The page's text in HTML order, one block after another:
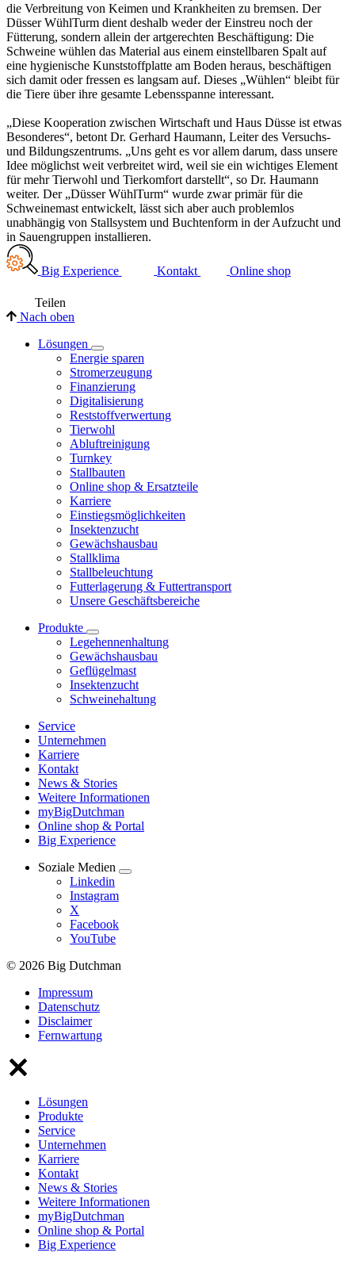
die Verbreitung von Keimen und Krankheiten zu bremsen. Der
Düsser WühlTurm dient deshalb weder der Einstreu noch der
Fütterung, sondern allein der artgerechten Beschäftigung: Die
Schweine wühlen das Material aus einem einstellbaren Spalt auf
eine hygienische Kunststoffplatte am Boden heraus, beschäftigen
sich damit oder fressen es langsam auf. Dieses „Wühlen“ bleibt für
die Tiere über ihre gesamte Lebensspanne interessant.
„Diese Kooperation zwischen Wirtschaft und Haus Düsse ist etwas
Besonderes“, betont Dr. Gerhard Haumann, Leiter des Versuchs-
und Bildungszentrums. „Uns geht es vor allem darum, dass unsere
Idee möglichst weit verbreitet wird, weil sie ein wichtiges Element
für mehr Tierwohl und Tierkomfort darstellt“, so Dr. Haumann
weiter. Der „Düsser WühlTurm“ wurde zwar primär für die
Schweinemast entwickelt, lässt sich aber auch problemlos
unabhängig von Stallsystem und Buchtenform in der Aufzucht und
in Sauengruppen installieren.
Big Experience Kontakt Online shop
Teilen
Nach oben
Lösungen
Energie sparen
Stromerzeugung
Finanzierung
Digitalisierung
Reststoffverwertung
Tierwohl
Abluftreinigung
Turnkey
Stallbauten
Online shop & Ersatzteile
Karriere
Einstiegsmöglichkeiten
Insektenzucht
Gewächshausbau
Stallklima
Stallbeleuchtung
Futterlagerung & Futtertransport
Unsere Geschäftsbereiche
Produkte
Legehennenhaltung
Gewächshausbau
Geflügelmast
Insektenzucht
Schweinehaltung
Service
Unternehmen
Karriere
Kontakt
News & Stories
Weitere Informationen
myBigDutchman
Online shop & Portal
Big Experience
Soziale Medien
Linkedin
Instagram
X
Facebook
YouTube
© 2026 Big Dutchman
Impressum
Datenschutz
Disclaimer
Fernwartung
Lösungen
Produkte
Service
Unternehmen
Karriere
Kontakt
News & Stories
Weitere Informationen
myBigDutchman
Online shop & Portal
Big Experience